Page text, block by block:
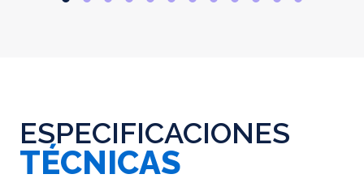
ESPECIFICACIONES
TÉCNICAS